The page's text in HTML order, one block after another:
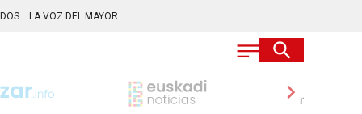
LA VOZ DEL MAYOR
chevron_right